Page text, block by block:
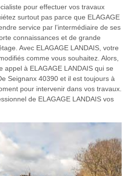
pour effectuer vos travaux
surtout pas parce que ELAGAGE
service par l’intermédiaire de ses
connaissances et de grande
Avec ELAGAGE LANDAIS, votre
comme vous souhaitez. Alors,
appel à ELAGAGE LANDAIS qui se
Seignanx 40390 et il est toujours à
pour intervenir dans vos travaux.
de ELAGAGE LANDAIS vos